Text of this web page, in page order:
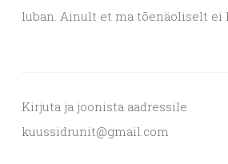
luban. Ainult et ma tõenäoliselt ei
Kirjuta ja joonista aadressile
kuussidrunit@gmail.com